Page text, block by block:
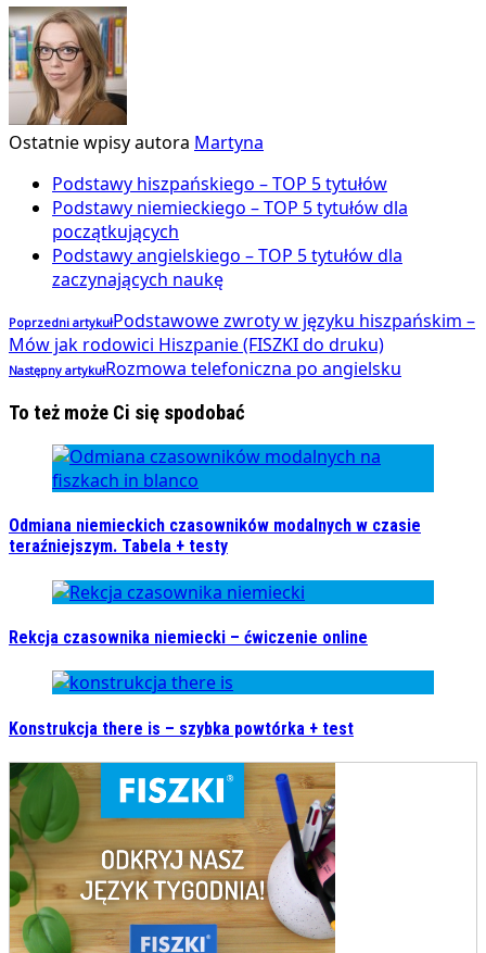
Ostatnie wpisy autora Martyna
Podstawy hiszpańskiego – TOP 5 tytułów
Podstawy niemieckiego – TOP 5 tytułów dla
początkujących
Podstawy angielskiego – TOP 5 tytułów dla
zaczynających naukę
Poprzedni artykułPodstawowe zwroty w języku hiszpańskim –
Mów jak rodowici Hiszpanie (FISZKI do druku)
Następny artykułRozmowa telefoniczna po angielsku
To też może Ci się spodobać
Odmiana niemieckich czasowników modalnych w czasie
teraźniejszym. Tabela + testy
Rekcja czasownika niemiecki – ćwiczenie online
Konstrukcja there is – szybka powtórka + test